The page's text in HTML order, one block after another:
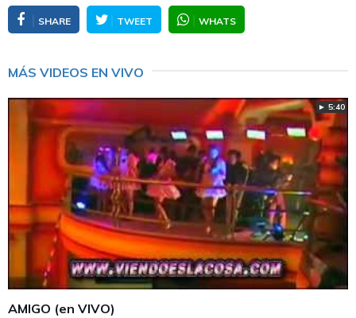
SHARE TWEET WHATS
MÁS VIDEOS EN VIVO
► 5:40
AMIGO (en VIVO)